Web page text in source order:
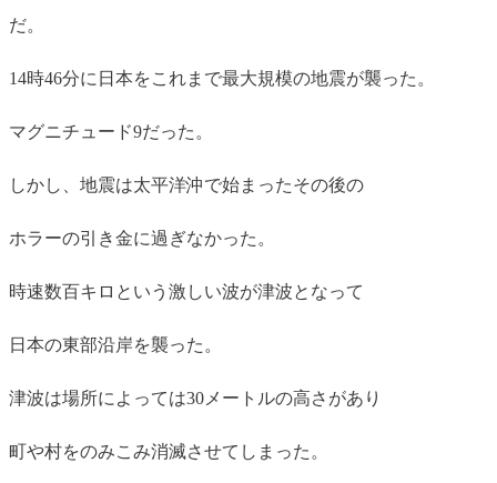
だ。
14時46分に日本をこれまで最大規模の地震が襲った。
マグニチュード9だった。
しかし、地震は太平洋沖で始まったその後の
ホラーの引き金に過ぎなかった。
時速数百キロという激しい波が津波となって
日本の東部沿岸を襲った。
津波は場所によっては30メートルの高さがあり
町や村をのみこみ消滅させてしまった。